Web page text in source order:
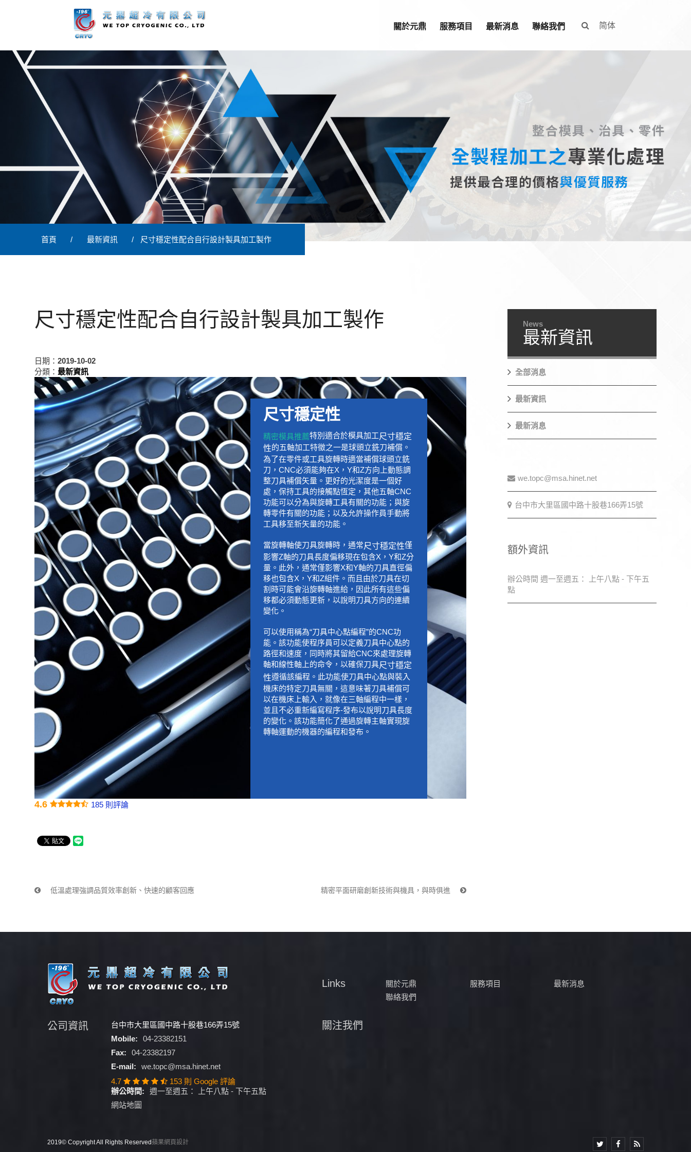
關於元鼎 服務項目 最新消息 聯絡我們 简体
首頁 最新資訊 尺寸穩定性配合自行設計製具加工製作
尺寸穩定性配合自行設計製具加工製作
日期：2019-10-02
分類：最新資訊
尺寸穩定性
精密模具推薦特別適合於模具加工尺寸穩定
性的五軸加工特徵之一是球頭立銑刀補償。
為了在零件或工具旋轉時適當補償球頭立銑
刀，CNC必須能夠在X，Y和Z方向上動態調
整刀具補償矢量。更好的光潔度是一個好
處，保持工具的接觸點恆定，其他五軸CNC
功能可以分為與旋轉工具有關的功能；與旋
轉零件有關的功能；以及允許操作員手動將
工具移至新矢量的功能。
當旋轉軸使刀具旋轉時，通常尺寸穩定性僅
影響Z軸的刀具長度偏移現在包含X，Y和Z分
量。此外，通常僅影響X和Y軸的刀具直徑偏
移也包含X，Y和Z組件。而且由於刀具在切
割時可能會沿旋轉軸進給，因此所有這些偏
移都必須動態更新，以說明刀具方向的連續
變化。
可以使用稱為“刀具中心點編程”的CNC功
能。該功能使程序員可以定義刀具中心點的
路徑和速度，同時將其留給CNC來處理旋轉
軸和線性軸上的命令，以確保刀具尺寸穩定
性遵循該編程。此功能使刀具中心點與裝入
機床的特定刀具無關，這意味著刀具補償可
以在機床上輸入，就像在三軸編程中一樣，
並且不必重新編寫程序-發布以說明刀具長度
的變化。該功能簡化了通過旋轉主軸實現旋
轉軸運動的機器的編程和發布。
4.6 185 則評論
低溫處理強調品質效率創新、快速的顧客回應 精密平面研磨創新技術與機具，與時俱進
News
最新資訊
全部消息
最新資訊
最新消息
we.topc@msa.hinet.net
台中市大里區國中路十股巷166弄15號
額外資訊
辦公時間 週一至週五： 上午八點 - 下午五
點
公司資訊
台中市大里區國中路十股巷166弄15號
Mobile:
04-23382151
Fax:
04-23382197
E-mail:
we.topc@msa.hinet.net
4.7
153 則 Google 評論
辦公時間:
週一至週五： 上午八點 - 下午五點
網站地圖
Links 關於元鼎 服務項目
最新消息
聯絡我們
關注我們
2019© Copyright All Rights Reserved蘋果網頁設計